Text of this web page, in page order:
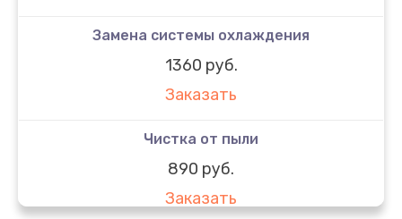
Замена системы охлаждения
1360 руб.
Заказать
Чистка от пыли
890 руб.
Заказать